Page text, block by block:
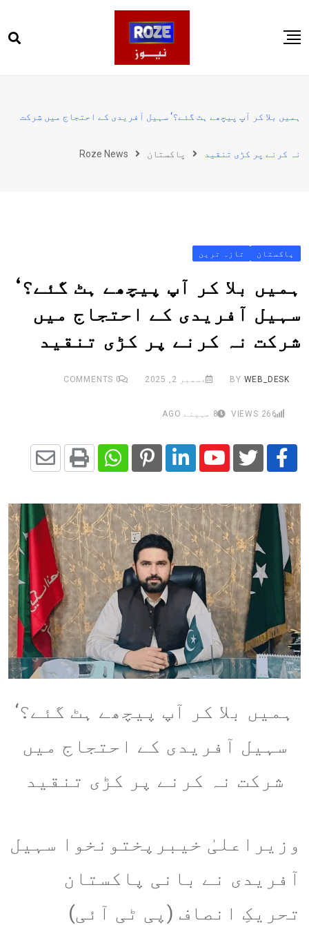
to
پاکستان
کھیل
ہمیں بلا کر آپ پیچھے ہٹ گئے؟‘ سہیل آفریدی کے احتجاج میں شرکت
نہ کرنے پر کڑی تنقید پاکستان Roze News
پاکستان تازہ ترین
ہمیں بلا کر آپ پیچھے ہٹ گئے؟‘
سہیل آفریدی کے احتجاج میں
شرکت نہ کرنے پر کڑی تنقید
BY WEB_DESK دسمبر 2, 2025 0
266 8 مہینے AGO
Youtube
LinkedIn
Pinterest
Whatsapp
Print
via
Email
ہمیں بلا کر آپ پیچھے ہٹ گئے؟‘
سہیل آفریدی کے احتجاج میں
شرکت نہ کرنے پر کڑی تنقید
وزیراعلیٰ خیبرپختونخوا سہیل
آفریدی نے بانی پاکستان
تحریکِ انصاف (پی ٹی آئی)